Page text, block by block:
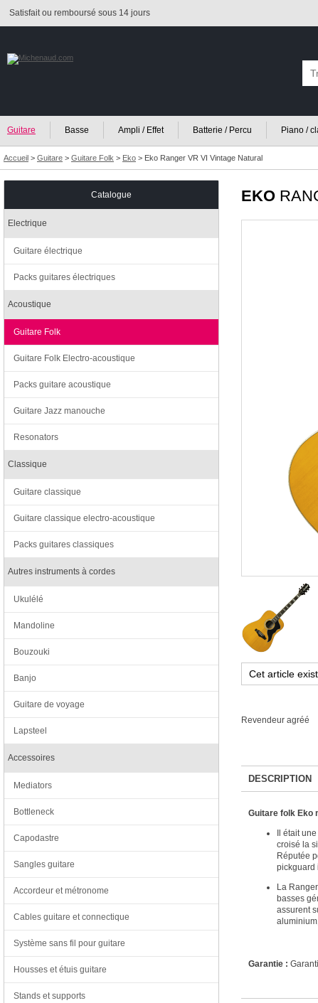
Satisfait ou remboursé sous 14 jours
Guitare Basse Ampli / Effet Batterie / Percu Piano /
Accueil > Guitare > Guitare Folk > Eko > Eko Ranger VR VI Vintage Natural
EKO
Revendeur agréé
DESCRIPTION
Guitare folk Eko
Il était
croisé la
Réputée
pickguard
La
basses
assurent
Garantie :
Catalogue
Electrique
Guitare électrique
Packs guitares électriques
Acoustique
Guitare Folk
Guitare Folk Electro-acoustique
Packs guitare acoustique
Guitare Jazz manouche
Resonators
Classique
Guitare classique
Guitare classique electro-acoustique
Packs guitares classiques
Autres instruments à cordes
Ukulélé
Mandoline
Bouzouki
Banjo
Guitare de voyage
Lapsteel
Accessoires
Mediators
Bottleneck
Capodastre
Sangles guitare
Accordeur et métronome
Cables guitare et connectique
Système sans fil pour guitare
Housses et étuis guitare
Stands et supports